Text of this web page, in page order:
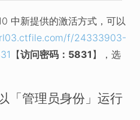
中新提供的激活方式，可以
f/24333903-
【访问密码：5831 】，选
「管理员身份」运行